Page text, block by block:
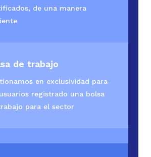
de una manera
de trabajo
en exclusividad para
registrado una bolsa
para el sector